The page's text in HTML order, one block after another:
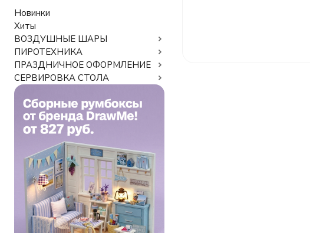
Новинки
Хиты
ВОЗДУШНЫЕ ШАРЫ
ПИРОТЕХНИКА
ПРАЗДНИЧНОЕ ОФОРМЛЕНИЕ
СЕРВИРОВКА СТОЛА